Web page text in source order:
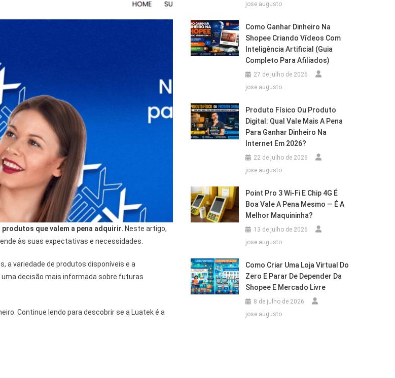
que valem a pena adquirir. Neste artigo,
às suas expectativas e necessidades.
a variedade de produtos disponíveis e a
decisão mais informada sobre futuras
Continue lendo para descobrir se a Luatek é a
jose augusto
Como Ganhar Dinheiro Na
Shopee Criando Vídeos Com
Inteligência Artificial (Guia
Completo Para Afiliados)
27 de julho de 2026
jose augusto
Produto Físico Ou Produto
Digital: Qual Vale Mais A Pena
Para Ganhar Dinheiro Na
Internet Em 2026?
22 de julho de 2026
jose augusto
Point Pro 3 Wi‑Fi E Chip 4G É
Boa Vale A Pena Mesmo — É A
Melhor Maquininha?
13 de julho de 2026
jose augusto
Como Criar Uma Loja Virtual Do
Zero E Parar De Depender Da
Shopee E Mercado Livre
8 de julho de 2026
jose augusto